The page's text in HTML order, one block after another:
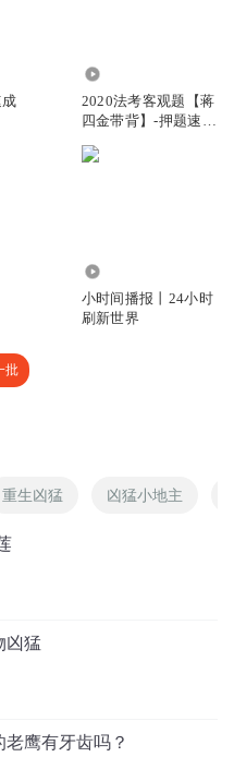
2020法考客观题【蒋
四金带背】-押题速记
小时间播报丨24小时
刷新世界
批
重生凶猛 凶猛小地主
凶猛
鹰有牙齿吗？